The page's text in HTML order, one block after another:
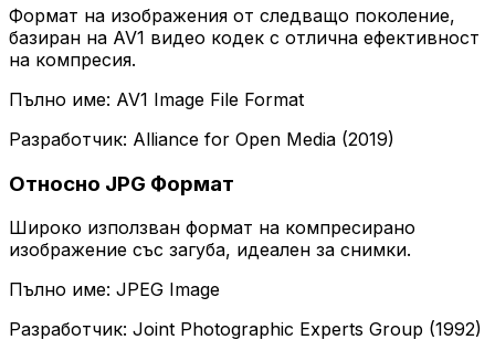
Формат на изображения от следващо поколение,
базиран на AV1 видео кодек с отлична ефективност
на компресия.
Пълно име: AV1 Image File Format
Разработчик: Alliance for Open Media (2019)
Относно JPG Формат
Широко използван формат на компресирано
изображение със загуба, идеален за снимки.
Пълно име: JPEG Image
Разработчик: Joint Photographic Experts Group (1992)